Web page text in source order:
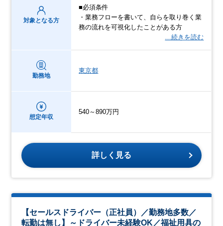
対象となる方
■必須条件
・業務フローを書いて、自らを取り巻く業
務の流れを可視化したことがある方
…続きを読む
勤務地
東京都
想定年収
540～890万円
詳しく見る
【セールスドライバー（正社員）／勤務地多数／
転勤は無し】～ドライバー未経験OK／福祉用具の